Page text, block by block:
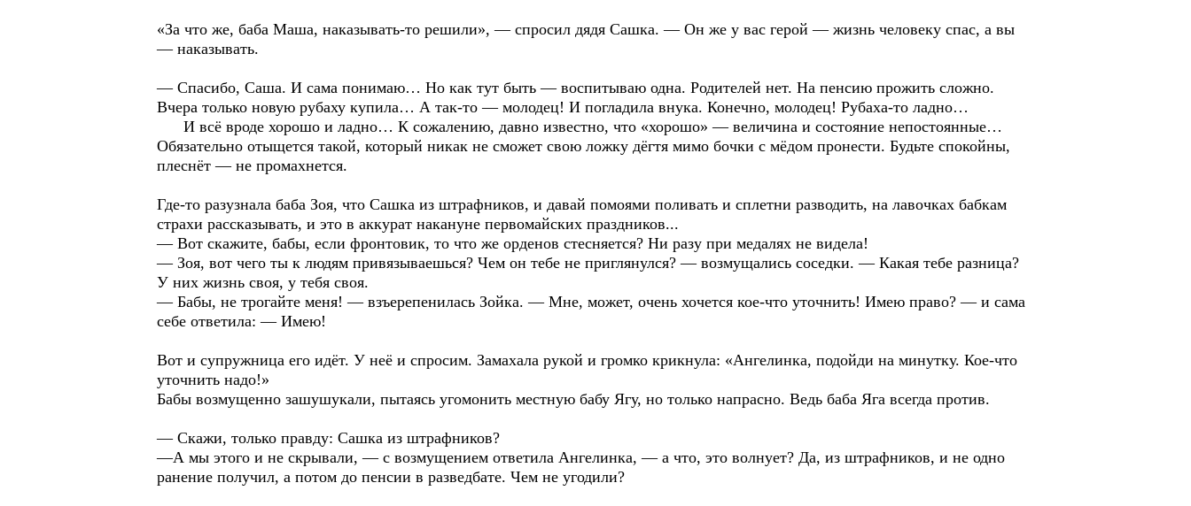
«За что же, баба Маша, наказывать-то решили», — спросил дядя Сашка. — Он же у вас герой — жизнь человеку спас, а вы
— наказывать.
— Спасибо, Саша. И сама понимаю… Но как тут быть — воспитываю одна. Родителей нет. На пенсию прожить сложно.
Вчера только новую рубаху купила… А так-то — молодец! И погладила внука. Конечно, молодец! Рубаха-то ладно…
И всё вроде хорошо и ладно… К сожалению, давно известно, что «хорошо» — величина и состояние непостоянные…
Обязательно отыщется такой, который никак не сможет свою ложку дёгтя мимо бочки с мёдом пронести. Будьте спокойны,
плеснёт — не промахнется.
Где-то разузнала баба Зоя, что Сашка из штрафников, и давай помоями поливать и сплетни разводить, на лавочках бабкам
страхи рассказывать, и это в аккурат накануне первомайских праздников...
— Вот скажите, бабы, если фронтовик, то что же орденов стесняется? Ни разу при медалях не видела!
— Зоя, вот чего ты к людям привязываешься? Чем он тебе не приглянулся? — возмущались соседки. — Какая тебе разница?
У них жизнь своя, у тебя своя.
— Бабы, не трогайте меня! — взъерепенилась Зойка. — Мне, может, очень хочется кое-что уточнить! Имею право? — и сама
себе ответила: — Имею!
Вот и супружница его идёт. У неё и спросим. Замахала рукой и громко крикнула: «Ангелинка, подойди на минутку. Кое-что
уточнить надо!»
Бабы возмущенно зашушукали, пытаясь угомонить местную бабу Ягу, но только напрасно. Ведь баба Яга всегда против.
— Скажи, только правду: Сашка из штрафников?
—А мы этого и не скрывали, — с возмущением ответила Ангелинка, — а что, это волнует? Да, из штрафников, и не одно
ранение получил, а потом до пенсии в разведбате. Чем не угодили?